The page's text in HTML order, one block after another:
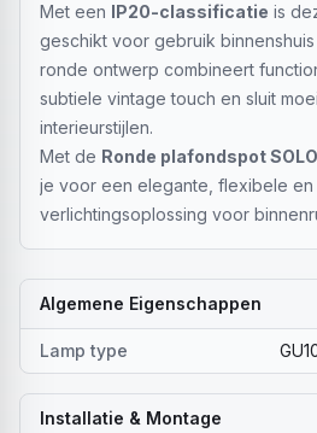
Met een IP20-classificatie is
geschikt voor gebruik
ronde ontwerp combineert
subtiele vintage touch en sluit
interieurstijlen.
Met de Ronde plafondspot
je voor een elegante, flexibele
verlichtingsoplossing voor
Algemene Eigenschappen
Lamp type
Installatie & Montage